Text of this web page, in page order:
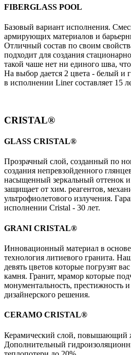
FIBERGLASS POOL
Базовый вариант исполнения.
армирующих материалов и
Отличный состав по своим
подходит для создания
такой чаше нет ни единого шва,
На выбор дается 2 цвета - белый и
в исполнении Liner составляет 15
CRISTAL®
GLASS CRISTAL®
Прозрачный слой, созданный по
создания непревзойденного
насыщенный зеркальный оттенок
защищает от хим. реагентов,
ультрофиолетового излучения.
исполнении Cristal - 30 лет.
GRANI CRISTAL®
Инновационный материал в
технология литиевого гранита.
девять цветов которые погрузят
камня. Гранит, мрамор которые
монументальность, престижность
дизайнерского решения.
CERAMO CRISTAL®
Керамический слой, повышающий
Дополнительный